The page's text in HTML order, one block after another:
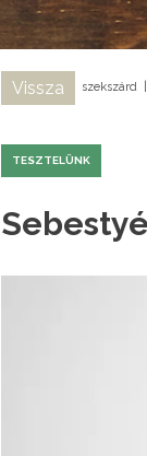
Vissza szekszárd
TESZTELÜNK